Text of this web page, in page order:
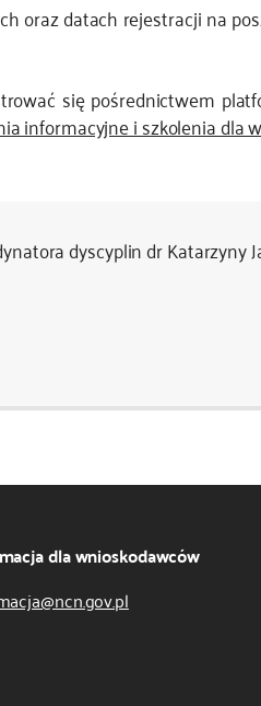
oraz datach rejestracji na
się pośrednictwem
informacyjne i szkolenia dla
dyscyplin dr Katarzyny
dla wnioskodawców